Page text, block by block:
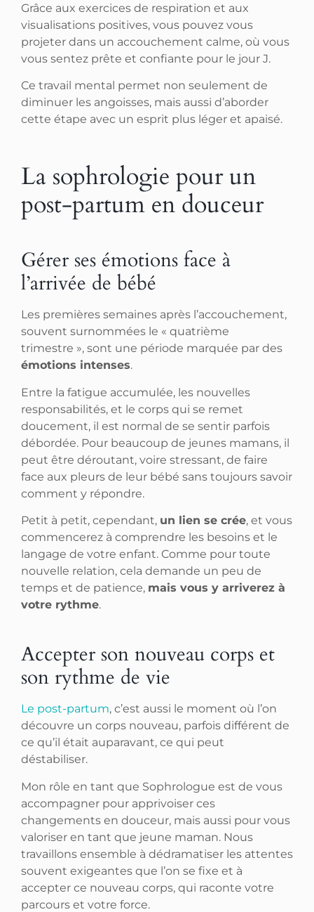
Grâce aux exercices de respiration et aux
visualisations positives, vous pouvez vous
projeter dans un accouchement calme, où vous
vous sentez prête et confiante pour le jour J.
Ce travail mental permet non seulement de
diminuer les angoisses, mais aussi d’aborder
cette étape avec un esprit plus léger et apaisé.
La sophrologie pour un
post-partum en douceur
Gérer ses émotions face à
l’arrivée de bébé
Les premières semaines après l’accouchement,
souvent surnommées le « quatrième
trimestre », sont une période marquée par des
émotions intenses.
Entre la fatigue accumulée, les nouvelles
responsabilités, et le corps qui se remet
doucement, il est normal de se sentir parfois
débordée. Pour beaucoup de jeunes mamans, il
peut être déroutant, voire stressant, de faire
face aux pleurs de leur bébé sans toujours savoir
comment y répondre.
Petit à petit, cependant, un lien se crée, et vous
commencerez à comprendre les besoins et le
langage de votre enfant. Comme pour toute
nouvelle relation, cela demande un peu de
temps et de patience, mais vous y arriverez à
votre rythme.
Accepter son nouveau corps et
son rythme de vie
Le post-partum, c’est aussi le moment où l’on
découvre un corps nouveau, parfois différent de
ce qu’il était auparavant, ce qui peut
déstabiliser.
Mon rôle en tant que Sophrologue est de vous
accompagner pour apprivoiser ces
changements en douceur, mais aussi pour vous
valoriser en tant que jeune maman. Nous
travaillons ensemble à dédramatiser les attentes
souvent exigeantes que l’on se fixe et à
accepter ce nouveau corps, qui raconte votre
parcours et votre force.